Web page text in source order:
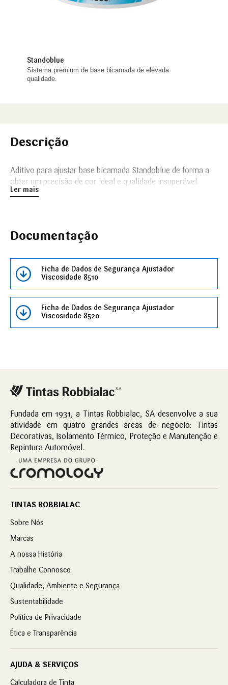
Standoblue
Sistema premium de base bicamada de elevada
qualidade.
Descrição
Aditivo para ajustar base bicamada Standoblue de forma a
obter um precisão de cor ideal e qualidade insuperável.
Ler mais
Documentação
Ficha de Dados de Segurança Ajustador
Viscosidade 8510
Ficha de Dados de Segurança Ajustador
Viscosidade 8520
Fundada em 1931, a Tintas Robbialac, SA desenvolve a sua
atividade em quatro grandes áreas de negócio: Tintas
Decorativas, Isolamento Térmico, Proteção e Manutenção e
Repintura Automóvel.
TINTAS ROBBIALAC
Sobre Nós
Marcas
A nossa História
Trabalhe Connosco
Qualidade, Ambiente e Segurança
Sustentabilidade
Política de Privacidade
Ética e Transparência
AJUDA & SERVIÇOS
Calculadora de Tinta